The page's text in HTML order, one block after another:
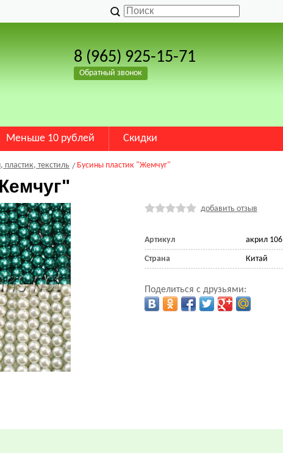
8 (965) 925-15-71
Обратный звонок
Меньше 10 рублей Скидки
пластик, текстиль Бусины пластик "Жемчуг"
добавить отзыв
Артикул акрил 106
Страна Китай
Поделиться с друзьями: